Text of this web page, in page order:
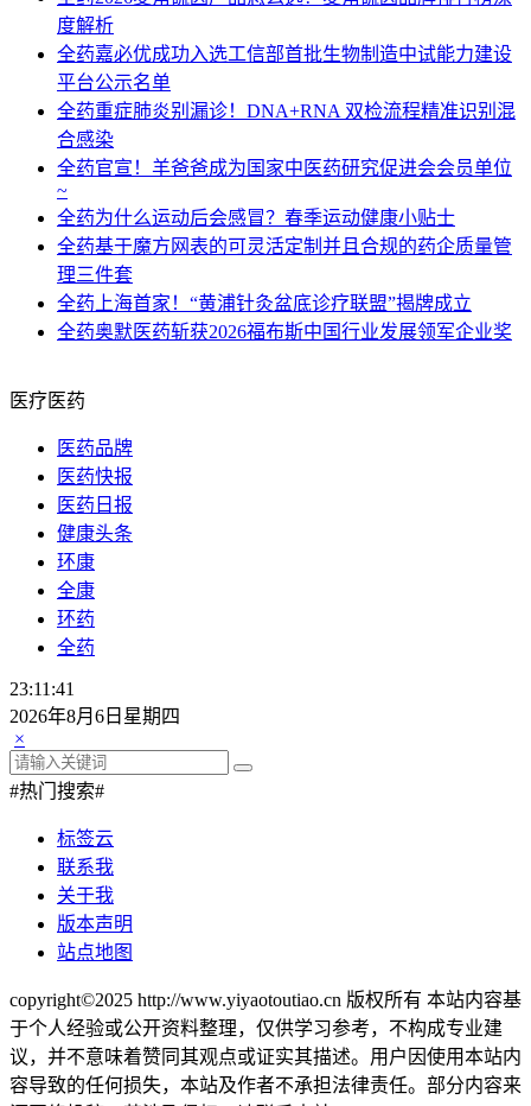
度解析
全药嘉必优成功入选工信部首批生物制造中试能力建设
平台公示名单
全药重症肺炎别漏诊！DNA+RNA 双检流程精准识别混
合感染
全药官宣！羊爸爸成为国家中医药研究促进会会员单位
~
全药为什么运动后会感冒？春季运动健康小贴士
全药基于魔方网表的可灵活定制并且合规的药企质量管
理三件套
全药上海首家！“黄浦针灸盆底诊疗联盟”揭牌成立
全药奥默医药斩获2026福布斯中国行业发展领军企业奖
医疗医药
医药品牌
医药快报
医药日报
健康头条
环康
全康
环药
全药
23:11:41
2026年8月6日星期四
×
#热门搜索#
标签云
联系我
关于我
版本声明
站点地图
copyright©2025 http://www.yiyaotoutiao.cn 版权所有 本站内容基
于个人经验或公开资料整理，仅供学习参考，不构成专业建
议，并不意味着赞同其观点或证实其描述。用户因使用本站内
容导致的任何损失，本站及作者不承担法律责任。部分内容来